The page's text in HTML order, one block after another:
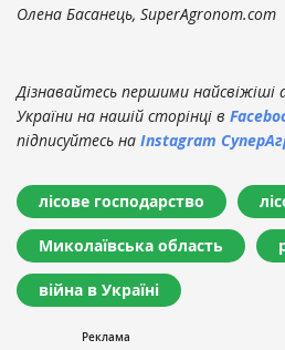
Олена Басанець, SuperAgronom.com
Дізнавайтесь першими найсвіжіші
України на нашій сторінці в
підписуйтесь на Instagram
лісове господарство
Миколаївська область
війна в Україні